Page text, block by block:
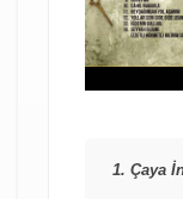
1. Çaya